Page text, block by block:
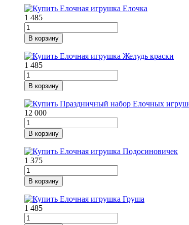
1 485
В корзину
1 485
В корзину
12 000
В корзину
1 375
В корзину
1 485